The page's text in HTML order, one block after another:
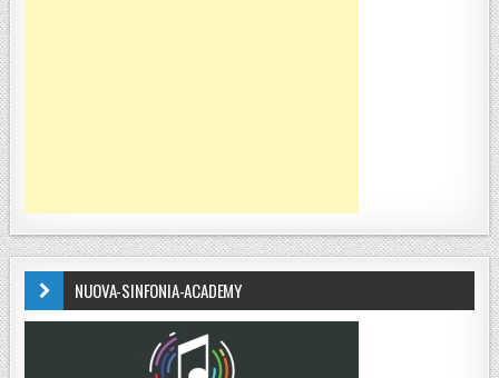
NUOVA-SINFONIA-ACADEMY